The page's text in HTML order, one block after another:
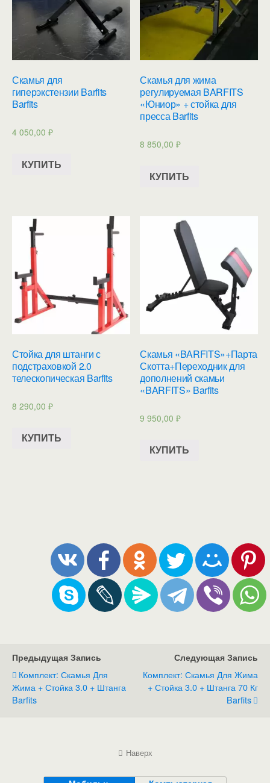
Скамья для
гиперэкстензии Barfits
Barfits
4 050,00 ₽
КУПИТЬ
Скамья для жима
регулируемая BARFITS
«Юниор» + стойка для
пресса Barfits
8 850,00₽
КУПИТЬ
Стойка для штанги с
подстраховкой 2.0
телескопическая Barfits
8 290,00 ₽
КУПИТЬ
Скамья «BARFITS»+Парта
Скотта+Переходник для
дополнений скамьи
«BARFITS» Barfits
9 950,00₽
КУПИТЬ
Предыдущая Запись
Комплект: Скамья Для
Жима + Стойка 3.0 + Штанга
Barfits
Следующая Запись
Комплект: Скамья Для Жима
+ Стойка 3.0 + Штанга 70 Кг
Barfits
Наверх